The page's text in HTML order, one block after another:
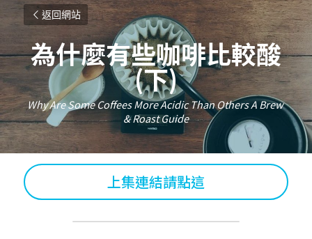
返回網站
為什麼有些咖啡比較酸
(下)
Why Are Some Coffees More Acidic Than Others A Brew
& Roast Guide
上集連結請點這